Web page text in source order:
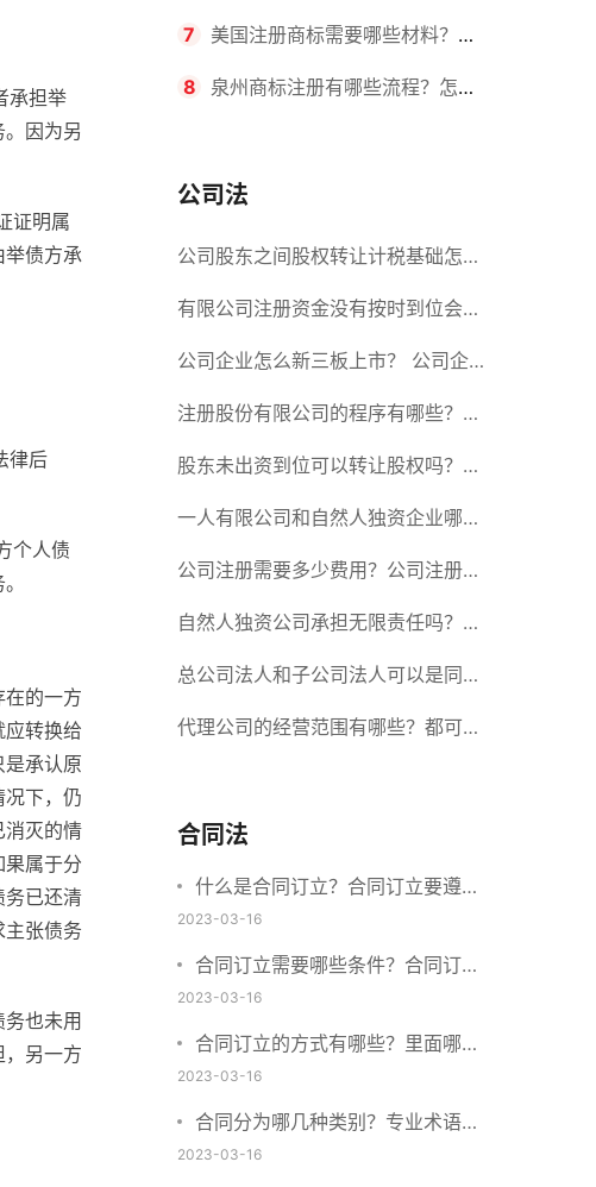
承担举
因为另
证明属
举债方承
律后
个人债
的一方
转换给
承认原
下，仍
消灭的情
属于分
务已还清
张债务
也未用
另一方
标流程有哪些？
7 美国注册商标需要哪些材料？美
国商标办理流程有哪些？
8 泉州商标注册有哪些流程？怎么
公司法
公司股东之间股权转让计税基础怎么
确认？公司股东之间的股权转让要符
合什么要件？
有限公司注册资金没有按时到位会怎
么样？股份有限公司设立的注册条件
公司企业怎么新三板上市？ 公司企
业新三板上市的流程
注册股份有限公司的程序有哪些？注
册股份有限公司需要提交哪些材料？
股东未出资到位可以转让股权吗？股
东未出资到位能否分红？
一人有限公司和自然人独资企业哪个
好？一人公司设立条件有哪些？
公司注册需要多少费用？公司注册需
要准备什么材料？
自然人独资公司承担无限责任吗？有
限责任公司与有限责任公司的区别
总公司法人和子公司法人可以是同一
个人吗？总公司更名分公司需要更改
代理公司的经营范围有哪些？都可以
合同法
什么是合同订立？合同订立要遵守
什么原则？订立方式有哪些？
2023-03-16
合同订立需要哪些条件？合同订立
与合同成立有什么不同？
2023-03-16
合同订立的方式有哪些？里面哪些
内容、细节条款需要载明？
2023-03-16
合同分为哪几种类别？专业术语分
别是什么？
2023-03-16